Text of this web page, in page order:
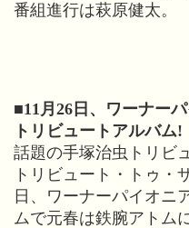
番組進行は萩原健太。
■11月26日、ワーナー
トリビュートアルバム!
話題の手塚治虫トリビ
トリビュート・トゥ・
日、ワーナーパイオニ
ムで元春は鉄腕アトム